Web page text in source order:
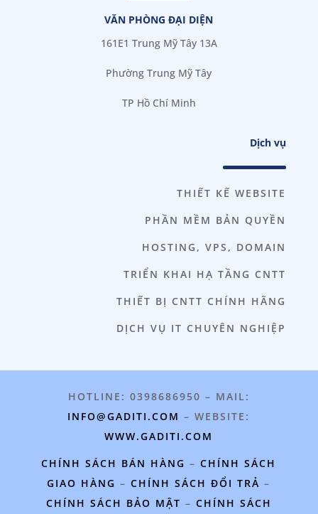
VĂN PHÒNG ĐẠI DIỆN
161E1 Trung Mỹ Tây 13A
Phường Trung Mỹ Tây
TP Hồ Chí Minh
Dịch vụ
THIẾT KẾ WEBSITE
PHẦN MỀM BẢN QUYỀN
HOSTING, VPS, DOMAIN
TRIỂN KHAI HẠ TẦNG CNTT
THIẾT BỊ CNTT CHÍNH HÃNG
DỊCH VỤ IT CHUYÊN NGHIỆP
HOTLINE: 0398686950 – MAIL:
INFO@GADITI.COM – WEBSITE:
WWW.GADITI.COM
CHÍNH SÁCH BÁN HÀNG –CHÍNH SÁCH
GIAO HÀNG –CHÍNH SÁCH ĐỔI TRẢ –
CHÍNH SÁCH BẢO MẬT – CHÍNH SÁCH